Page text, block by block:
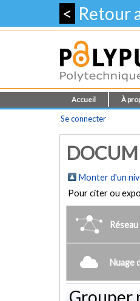
< Retour
Accueil À
Se connecter
Monter d'un
Pour citer ou
Nuage
Grouper